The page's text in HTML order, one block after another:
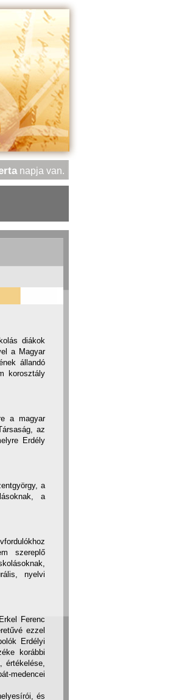
napja van.
diákok
a Magyar
állandó
korosztály
a magyar
az
Erdély
a
a
szereplő
nyelvi
Ferenc
ezzel
Erdélyi
korábbi
értékelése,
medencei
és